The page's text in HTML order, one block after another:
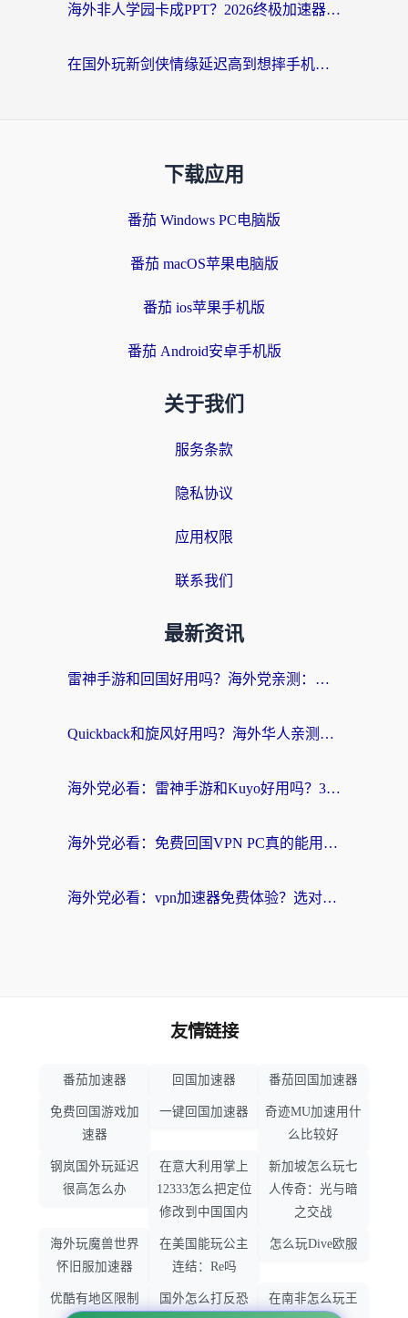
海外非人学园卡成PPT？2026终极加速器指南：从暗区突围到王国纪元，一篇搞定
在国外玩新剑侠情缘延迟高到想摔手机？海外玩家亲测有效的加速器选择指南
下载应用
番茄 Windows PC电脑版
番茄 macOS苹果电脑版
番茄 ios苹果手机版
番茄 Android安卓手机版
关于我们
服务条款
隐私协议
应用权限
联系我们
最新资讯
雷神手游和回国好用吗？海外党亲测：选对加速器才能无缝刷剧打游戏
Quickback和旋风好用吗？海外华人亲测：选对回国加速器才能无缝看央视5
海外党必看：雷神手游和Kuyo好用吗？3款回国加速器实测+避坑指南
海外党必看：免费回国VPN PC真的能用？附国内高速VPN选择全攻略
海外党必看：vpn加速器免费体验？选对回国加速器才能无缝刷国内剧玩国服
友情链接
番茄加速器 回国加速器 番茄回国加速器
免费回国游戏加
速器
一键回国加速器
奇迹MU加速用什
么比较好
钢岚国外玩延迟
很高怎么办
在意大利用掌上
12333怎么把定位
修改到中国国内
新加坡怎么玩七
人传奇：光与暗
之交战
海外玩魔兽世界
怀旧服加速器
在美国能玩公主
连结：Re吗
怎么玩Dive欧服
优酷有地区限制
国外怎么打反恐
在南非怎么玩王